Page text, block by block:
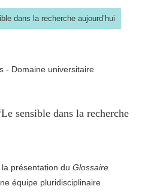
dans la recherche aujourd’hui
- Domaine universitaire
sensible dans la recherche
présentation du Glossaire
équipe pluridisciplinaire